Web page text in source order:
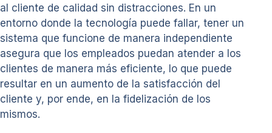
al cliente de calidad sin distracciones. En un
entorno donde la tecnología puede fallar, tener un
sistema que funcione de manera independiente
asegura que los empleados puedan atender a los
clientes de manera más eficiente, lo que puede
resultar en un aumento de la satisfacción del
cliente y, por ende, en la fidelización de los
mismos.